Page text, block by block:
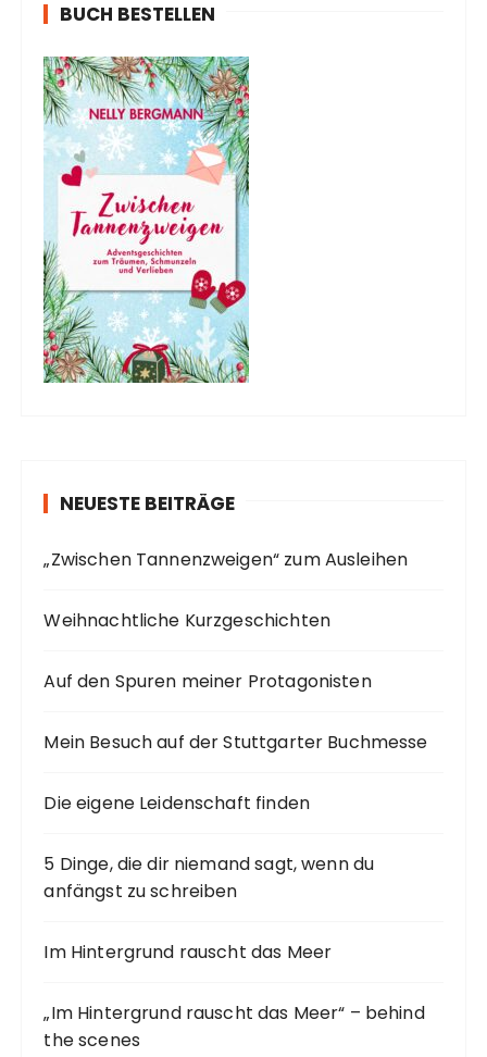
BUCH BESTELLEN
NEUESTE BEITRÄGE
„Zwischen Tannenzweigen“ zum Ausleihen
Weihnachtliche Kurzgeschichten
Auf den Spuren meiner Protagonisten
Mein Besuch auf der Stuttgarter Buchmesse
Die eigene Leidenschaft finden
5 Dinge, die dir niemand sagt, wenn du
anfängst zu schreiben
Im Hintergrund rauscht das Meer
„Im Hintergrund rauscht das Meer“ – behind
the scenes